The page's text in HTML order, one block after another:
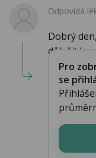
Odpovídá
Dobrý
důležitá
Pro
se